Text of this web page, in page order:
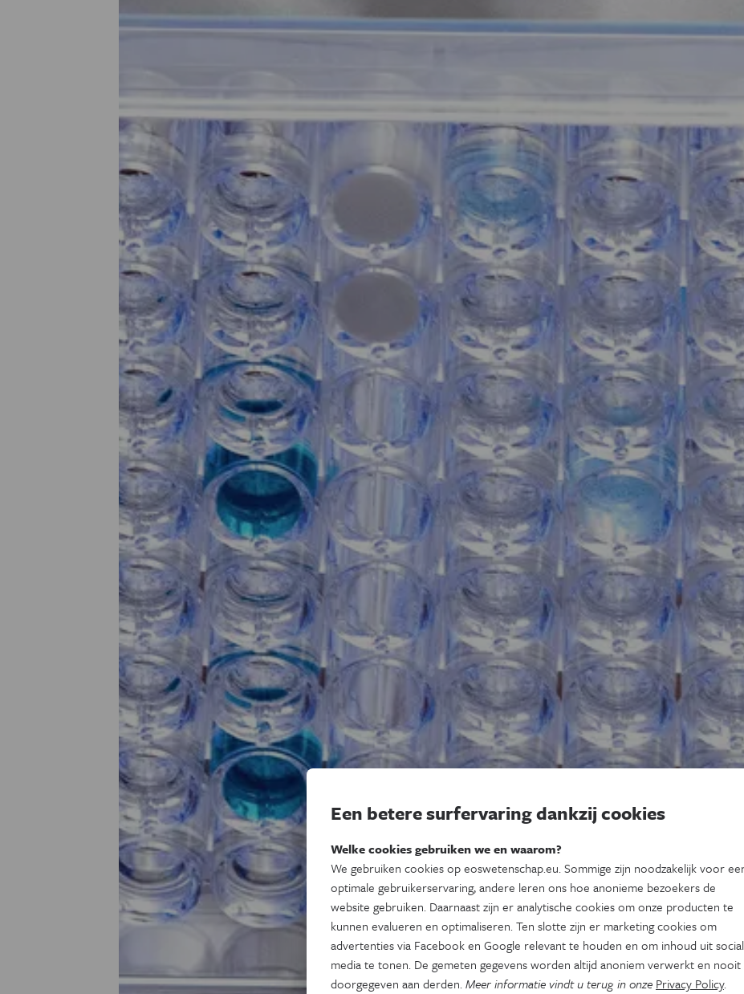
Een betere surfervaring dankzij cookies
Welke cookies gebruiken we en waarom?
We gebruiken cookies op eoswetenschap.eu. Sommige zijn noodzakelijk voor
optimale gebruikerservaring, andere leren ons hoe anonieme bezoekers de
website gebruiken. Daarnaast zijn er analytische cookies om onze producten te
kunnen evalueren en optimaliseren. Ten slotte zijn er marketing cookies om
advertenties via Facebook en Google relevant te houden en om inhoud uit social
media te tonen. De gemeten gegevens worden altijd anoniem verwerkt en nooit
doorgegeven aan derden.Meer informatie vindt u terug in onze Privacy Policy.